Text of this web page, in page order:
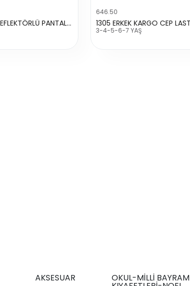
8402 ERKEK REFLEKTÖRLÜ PANTALON
646.50
3-4-5-6-7 YAŞ
AKSESUAR OKUL-MİLLİ BAYRAM